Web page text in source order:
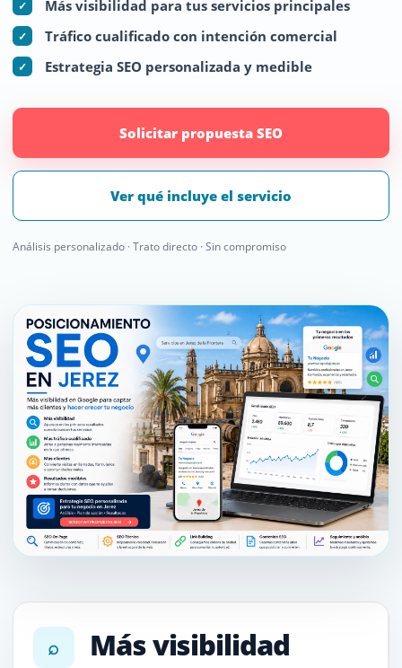
✓ Más visibilidad para tus servicios principales
✓ Tráfico cualificado con intención comercial
✓ Estrategia SEO personalizada y medible
Solicitar propuesta SEO
Ver qué incluye el servicio
Análisis personalizado · Trato directo · Sin compromiso
⌕ Más visibilidad